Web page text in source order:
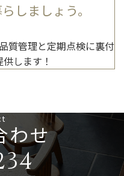
しましょう。
質管理と定期点検に裏付
します！
わせ